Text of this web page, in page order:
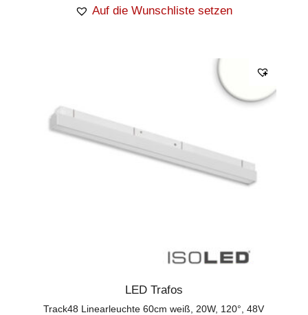
Auf die Wunschliste setzen
LED Trafos
Track48 Linearleuchte 60cm weiß, 20W, 120°, 48V